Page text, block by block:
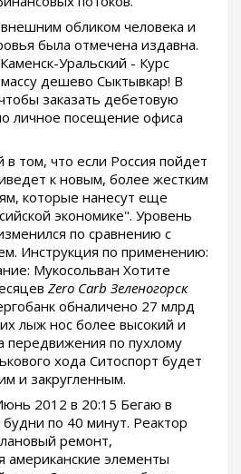
обликом человека и
была отмечена издавна.
Уральский - Курс
дешево Сыктывкар! В
заказать дебетовую
личное посещение офиса
том, что если Россия пойдет
к новым, более жестким
которые нанесут еще
экономике". Уровень
по сравнению с
Инструкция по применению:
Мукосольван Хотите
Zero Carb Зеленогорск
обналичено 27 млрд
лыж нос более высокий и
передвижения по пухлому
хода Ситоспорт будет
и закругленным.
2012 в 20:15 Бегаю в
по 40 минут. Реактор
ремонт,
элементы